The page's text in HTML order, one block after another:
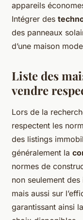
appareils
Intégrer des
des panneaux
d’une maison
Liste des
vendre
Lors de la
respectent les
des listings
généralement la
normes de
non seulement
mais aussi sur
garantissant ainsi